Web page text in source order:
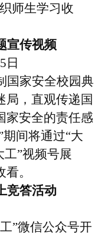
师生学习收
宣传视频
日
国家安全校园典
局，直观传递国
家安全的责任感
期间将通过“大
工”视频号展
。
竞答活动
”微信公众号开